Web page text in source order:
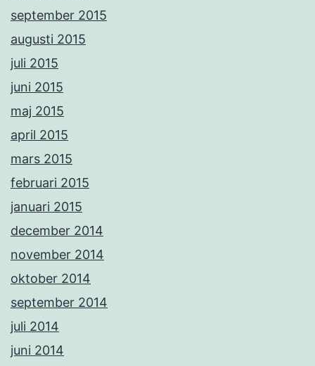
september 2015
augusti 2015
juli 2015
juni 2015
maj 2015
april 2015
mars 2015
februari 2015
januari 2015
december 2014
november 2014
oktober 2014
september 2014
juli 2014
juni 2014